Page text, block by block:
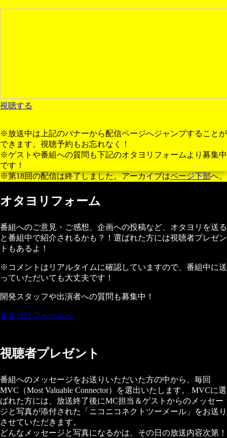
視聴する
※放送中は上記のバナーから配信ページへジャンプすることが
できます。視聴予約もお忘れなく！
※ゲストや番組への質問も下記のオタヨリフォームより募集中
です！
※第18回の配信は終了しました。アーカイブはページ下部へ。
オタヨリフォーム
番組へのご意見・ご感想、企画への投稿など、オタヨリを送る
と番組中で紹介されるかも？！選ばれた方には視聴者プレゼン
トもあるよ！
※コメントはリアルタイムに確認していますので、番組中に送
っていただいても大丈夫です！
開発スタッフや出演者への質問も募集中！
オタヨリフォームへ
視聴者プレゼント
番組へのメッセージをお送りいただいた方の中から、毎回
MVC（Most Valuable Connector）を選出いたします。 MVCに選
ばれた方には、放送終了後にMC担当＆ゲストからのメッセー
ジと写真が添付された「ニコニコネクトツーメール」をお送り
させていただきます。
どんなメッセージと写真になるかは、その日の放送内容次第！